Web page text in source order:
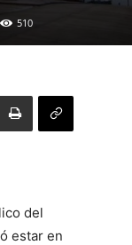
510
del
estar en